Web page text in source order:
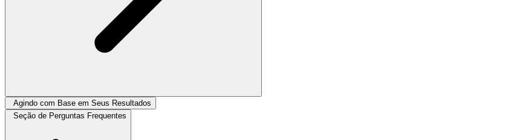
Agindo com Base em Seus Resultados
Seção de Perguntas Frequentes